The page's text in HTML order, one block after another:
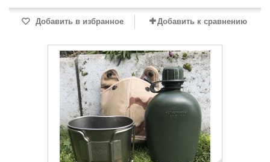
Добавить в избранное Добавить к сравнению